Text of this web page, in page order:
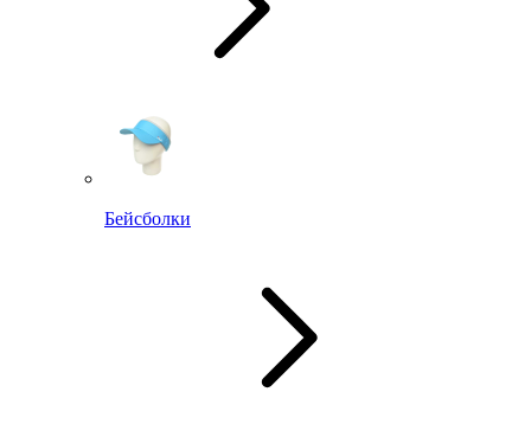
Бейсболки